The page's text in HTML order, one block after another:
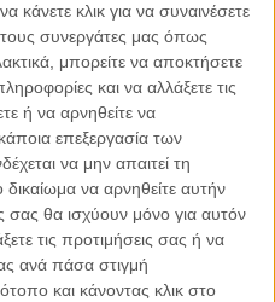
κλικ για να συναινέσετε
συνεργάτες μας όπως
μπορείτε να αποκτήσετε
και να αλλάξετε τις
ή να αρνηθείτε να
επεξεργασία των
να μην απαιτεί τη
να αρνηθείτε αυτήν
σας θα ισχύουν μόνο για αυτόν
τις προτιμήσεις σας ή να
ανά πάσα στιγμή
και κάνοντας κλικ στο
του Παγόβουνου
που βράζει
ή άγουροι
– Άρθρο – παρέμβαση
του Γιάννη Πανούση